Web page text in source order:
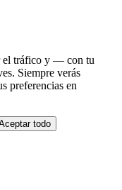
el tráfico y — con tu
Siempre verás
preferencias en
todo